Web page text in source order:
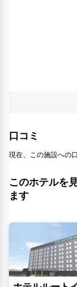
口コミ
現在、この施設への
このホテルを
ます